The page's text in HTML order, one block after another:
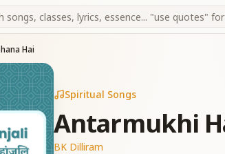
Hai
Spiritual Songs
Antarmukhi
BK Dilliram